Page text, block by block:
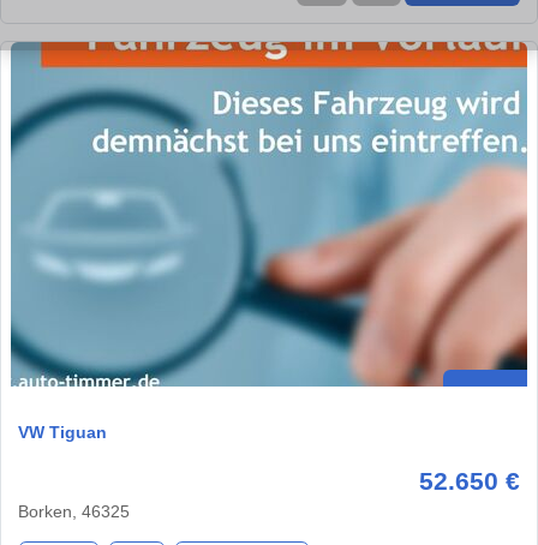
VW Tiguan
52.650 €
Borken, 46325